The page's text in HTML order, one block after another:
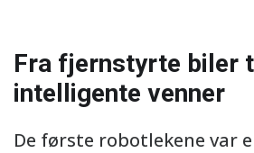
Fra fjernstyrte biler
intelligente venner
De første robotlekene var